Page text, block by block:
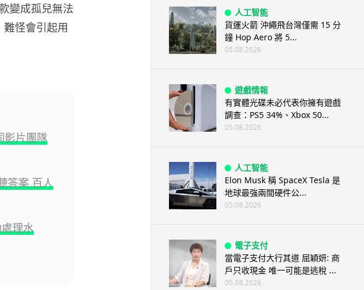
變成孤兒無法
怪會引起用
片團隊
答案 百人
理水
人工智能
貨運火箭 沖繩飛台灣僅需 15 分
鐘 Hop Aero 將 5...
05.08.2026
遊戲情報
有實體光碟未必代表你擁有遊戲
調查：PS5 34%、Xbox 50...
05.08.2026
人工智能
Elon Musk 稱 SpaceX Tesla 是
地球最強兩間硬件公...
05.08.2026
電子支付
當電子支付大行其道 屈穎妍: 商
戶只收現金 唯一可能是逃稅 ...
05.08.2026